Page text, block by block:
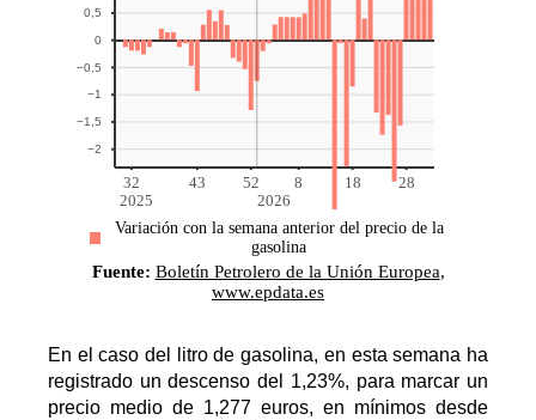
En el caso del litro de gasolina, en esta semana ha
registrado un descenso del 1,23%, para marcar un
precio medio de 1,277 euros, en mínimos desde